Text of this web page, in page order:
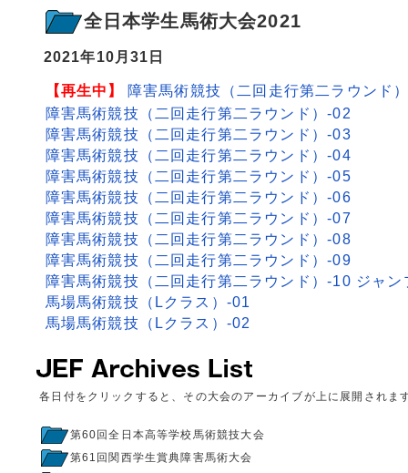
全日本学生馬術大会2021
2021年10月31日
【再生中】
障害馬術競技（二回走行第二ラウンド
障害馬術競技（二回走行第二ラウンド）-02
障害馬術競技（二回走行第二ラウンド）-03
障害馬術競技（二回走行第二ラウンド）-04
障害馬術競技（二回走行第二ラウンド）-05
障害馬術競技（二回走行第二ラウンド）-06
障害馬術競技（二回走行第二ラウンド）-07
障害馬術競技（二回走行第二ラウンド）-08
障害馬術競技（二回走行第二ラウンド）-09
障害馬術競技（二回走行第二ラウンド）-10 ジャン
馬場馬術競技（Lクラス）-01
馬場馬術競技（Lクラス）-02
各日付をクリックすると、その大会のアーカイブが上に展開されま
第60回全日本高等学校馬術競技大会
第61回関西学生賞典障害馬術大会